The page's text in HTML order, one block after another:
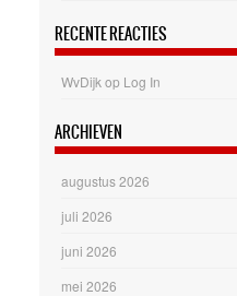
RECENTE REACTIES
WvDijk op Log In
ARCHIEVEN
augustus 2026
juli 2026
juni 2026
mei 2026